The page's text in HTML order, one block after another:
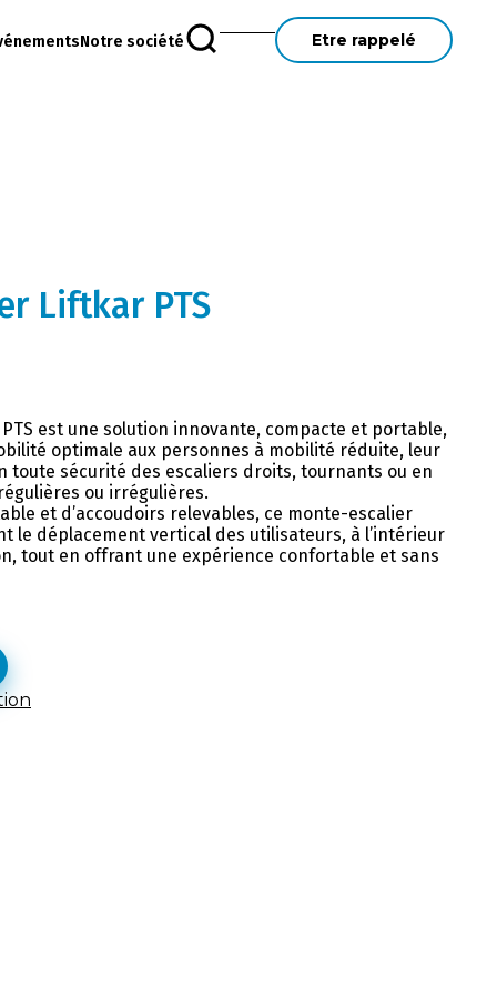
Notre société Etre rappelé
Liftkar PTS
est une solution innovante, compacte et portable,
optimale aux personnes à mobilité réduite, leur
sécurité des escaliers droits, tournants ou en
ou irrégulières.
et d’accoudoirs relevables, ce monte-escalier
le déplacement vertical des utilisateurs, à l’intérieur
tout en offrant une expérience confortable et sans